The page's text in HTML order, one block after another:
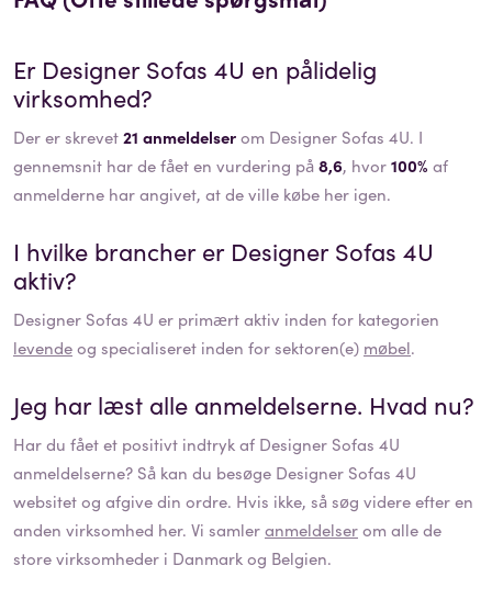
Er Designer Sofas 4U en pålidelig
virksomhed?
Der er skrevet21 anmeldelserom Designer Sofas 4U. I
gennemsnit har de fået en vurdering på8,6, hvor100% af
anmelderne har angivet, at de ville købe her igen.
I hvilke brancher er Designer Sofas 4U
aktiv?
Designer Sofas 4U er primært aktiv inden for kategorien
levendeog specialiseret inden for sektoren(e) møbel.
Jeg har læst alle anmeldelserne. Hvad nu?
Har du fået et positivt indtryk af Designer Sofas 4U
anmeldelserne? Så kan du besøge Designer Sofas 4U
websitet og afgive din ordre. Hvis ikke, så søg videre efter en
anden virksomhed her. Vi samleranmeldelserom alle de
store virksomheder i Danmark og Belgien.